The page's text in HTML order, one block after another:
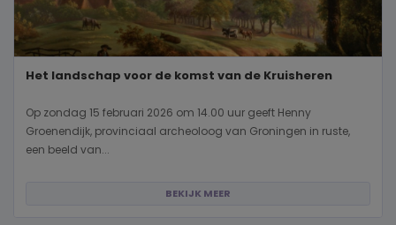
Het landschap voor de komst van de Kruisheren
Op zondag 15 februari 2026 om 14.00 uur geeft Henny
Groenendijk, provinciaal archeoloog van Groningen in ruste,
een beeld van...
BEKIJK MEER